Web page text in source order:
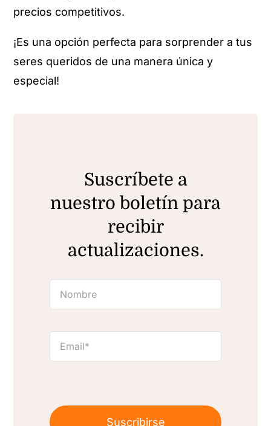
precios competitivos.
¡Es una opción perfecta para sorprender a tus
seres queridos de una manera única y
especial!
Suscríbete a
nuestro boletín para
recibir
actualizaciones.
Suscribirse